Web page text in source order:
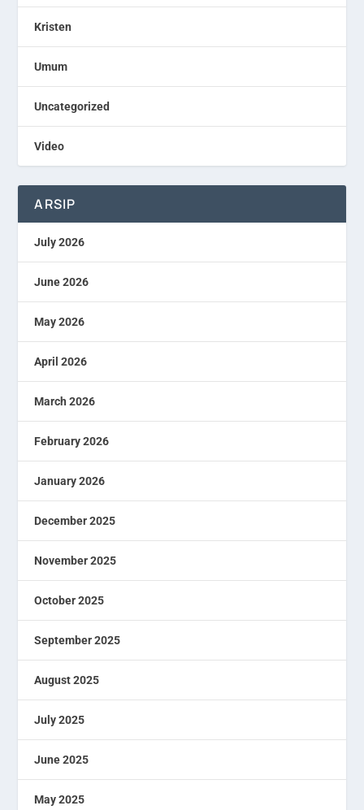
Kristen
Umum
Uncategorized
Video
ARSIP
July 2026
June 2026
May 2026
April 2026
March 2026
February 2026
January 2026
December 2025
November 2025
October 2025
September 2025
August 2025
July 2025
June 2025
May 2025